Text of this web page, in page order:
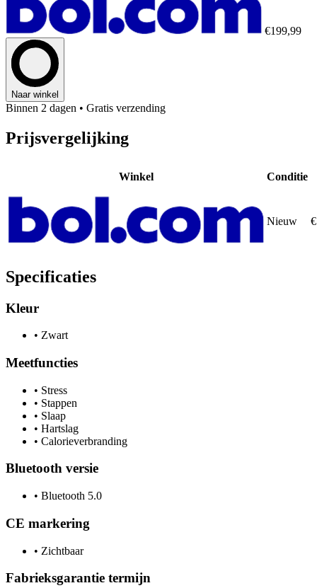
€199,99
Naar winkel
Binnen 2 dagen • Gratis verzending
Prijsvergelijking
Winkel Conditie
Nieuw
Specificaties
Kleur
• Zwart
Meetfuncties
• Stress
• Stappen
• Slaap
• Hartslag
• Calorieverbranding
Bluetooth versie
• Bluetooth 5.0
CE markering
• Zichtbaar
Fabrieksgarantie termijn